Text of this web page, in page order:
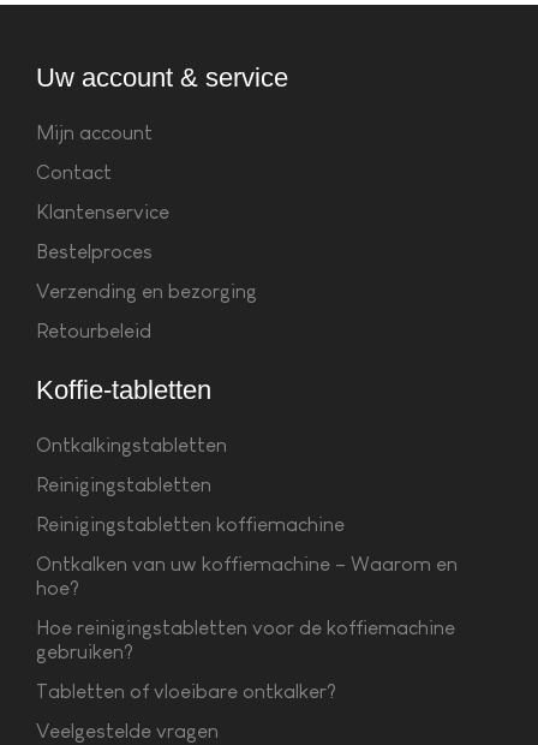
Uw account & service
Mijn account
Contact
Klantenservice
Bestelproces
Verzending en bezorging
Retourbeleid
Koffie-tabletten
Ontkalkingstabletten
Reinigingstabletten
Reinigingstabletten koffiemachine
Ontkalken van uw koffiemachine – Waarom en
hoe?
Hoe reinigingstabletten voor de koffiemachine
gebruiken?
Tabletten of vloeibare ontkalker?
Veelgestelde vragen